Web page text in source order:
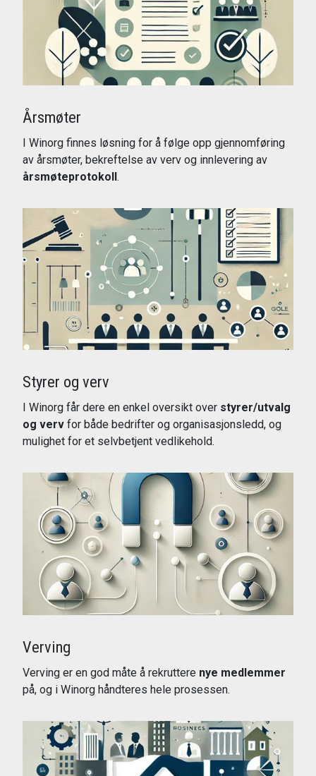
Årsmøter
I Winorg finnes løsning for å følge opp gjennomføring
av årsmøter, bekreftelse av verv og innlevering av
årsmøteprotokoll.
Styrer og verv
I Winorg får dere en enkel oversikt over styrer/utvalg
og verv for både bedrifter og organisasjonsledd, og
mulighet for et selvbetjent vedlikehold.
Verving
Verving er en god måte å rekruttere nye medlemmer
på, og i Winorg håndteres hele prosessen.